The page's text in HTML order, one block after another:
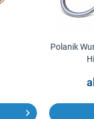
Polanik